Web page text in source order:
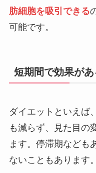
肪細胞を吸引できる
可能です。
短期間で効果があ
ダイエットといえば
も減らず、見た目の
ます。停滞期なども
ないこともあります。